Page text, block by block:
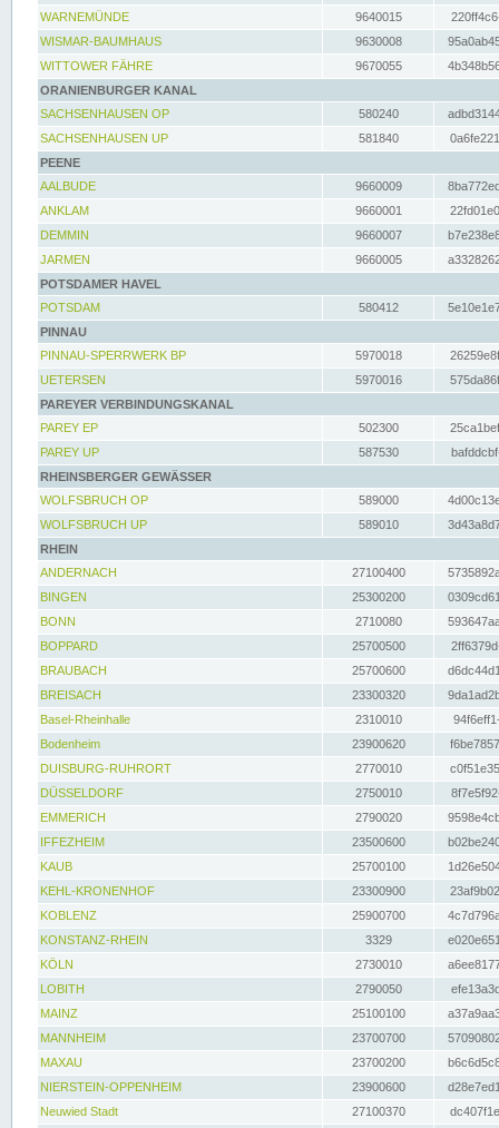
WARNEMÜNDE
9640015
WISMAR-BAUMHAUS
9630008
WITTOWER FÄHRE
9670055
ORANIENBURGER KANAL
SACHSENHAUSEN OP
580240
SACHSENHAUSEN UP
581840
PEENE
AALBUDE
9660009
ANKLAM
9660001
DEMMIN
9660007
JARMEN
9660005
POTSDAMER HAVEL
POTSDAM
580412
PINNAU
PINNAU-SPERRWERK BP
5970018
UETERSEN
5970016
PAREYER VERBINDUNGSKANAL
PAREY EP
502300
PAREY UP
587530
RHEINSBERGER GEWÄSSER
WOLFSBRUCH OP
589000
WOLFSBRUCH UP
589010
RHEIN
ANDERNACH
27100400
BINGEN
25300200
BONN
2710080
BOPPARD
25700500
BRAUBACH
25700600
BREISACH
23300320
Basel-Rheinhalle
2310010
Bodenheim
23900620
DUISBURG-RUHRORT
2770010
DÜSSELDORF
2750010
EMMERICH
2790020
IFFEZHEIM
23500600
KAUB
25700100
KEHL-KRONENHOF
23300900
KOBLENZ
25900700
KONSTANZ-RHEIN
3329
KÖLN
2730010
LOBITH
2790050
MAINZ
25100100
MANNHEIM
23700700
MAXAU
23700200
NIERSTEIN-OPPENHEIM
23900600
Neuwied Stadt
27100370